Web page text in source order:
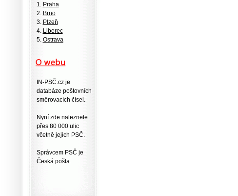
1. Praha
2. Brno
3. Plzeň
4. Liberec
5. Ostrava
IN-PSČ.cz je
databáze poštovních
směrovacích čísel.
Nyní zde naleznete
přes 80 000 ulic
včetně jejich PSČ.
Správcem PSČ je
Česká pošta.